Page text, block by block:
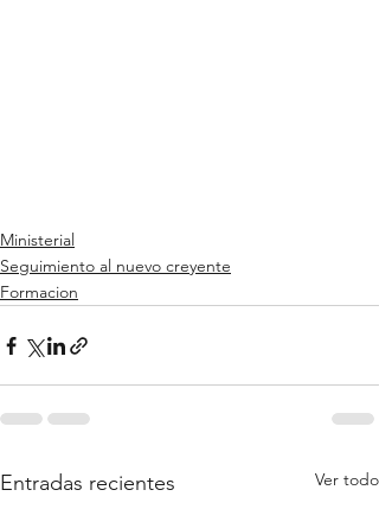
Ministerial
Seguimiento al nuevo creyente
Formacion
Entradas recientes Ver todo